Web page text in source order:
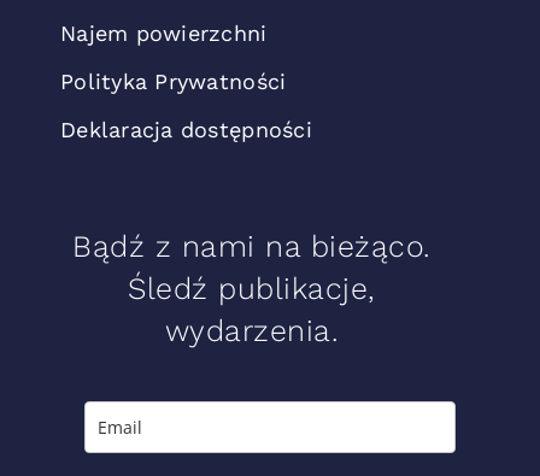
Najem powierzchni
Polityka Prywatności
Deklaracja dostępności
Bądź z nami na bieżąco.
Śledź publikacje,
wydarzenia.